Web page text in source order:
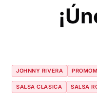
JOHNNY RIVERA
SALSA CLASICA SALSA